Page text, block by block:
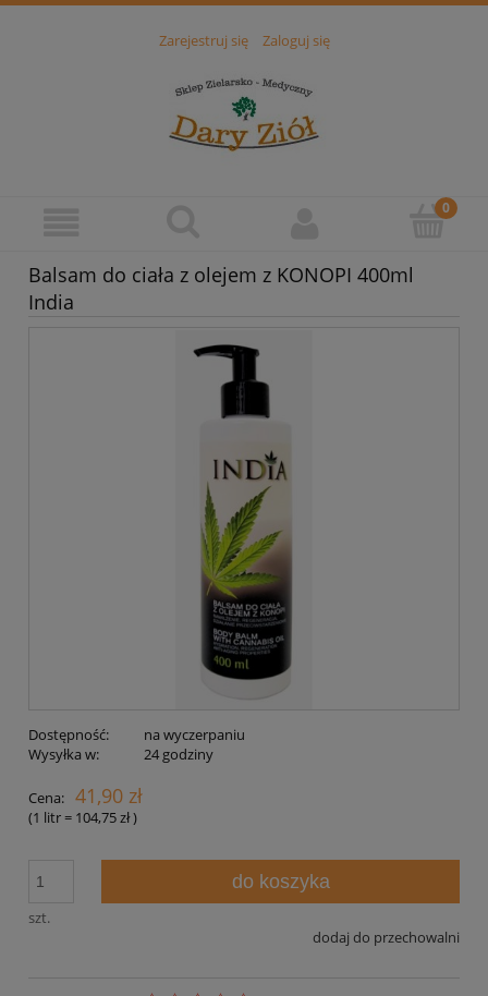
Zarejestruj się Zaloguj się
Balsam do ciała z olejem z KONOPI 400ml
India
Dostępność:
na wyczerpaniu
Wysyłka w:
24 godziny
Cena: 41,90 zł
(1 litr= 104,75 zł)
szt.
do koszyka
dodaj do przechowalni